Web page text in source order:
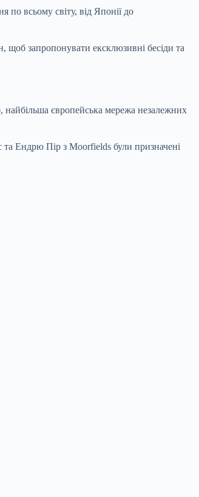
по всьому світу, від Японії до
щоб запропонувати ексклюзивні бесіди та
найбільша європейська мережа незалежних
Ендрю Пір з Moorfields були призначені